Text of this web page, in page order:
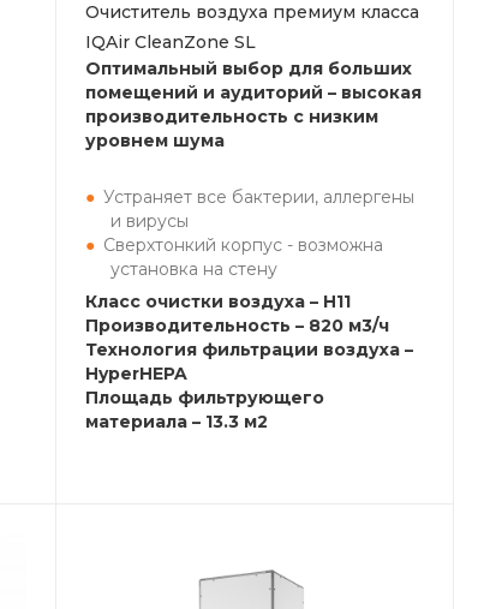
Очиститель воздуха премиум класса
IQAir CleanZone SL
Оптимальный выбор для больших
помещений и аудиторий – высокая
производительность с низким
уровнем шума
Устраняет все бактерии, аллергены
и вирусы
Сверхтонкий корпус - возможна
установка на стену
Класс очистки воздуха – H11
Производительность – 820 м3/ч
Технология фильтрации воздуха –
HyperHEPA
Площадь фильтрующего
материала – 13.3 м2